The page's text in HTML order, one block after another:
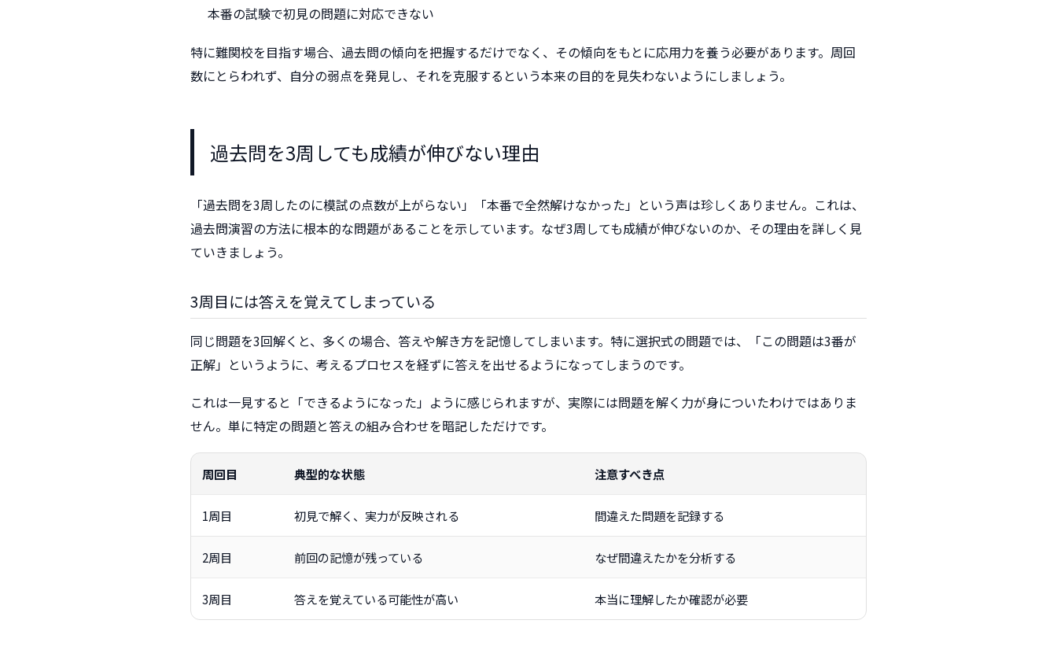
本番の試験で初見の問題に対応できない
特に難関校を目指す場合、過去問の傾向を把握するだけでなく、その傾向をもとに応用力を養う必要があります。周回
数にとらわれず、自分の弱点を発見し、それを克服するという本来の目的を見失わないようにしましょう。
過去問を3周しても成績が伸びない理由
「過去問を3周したのに模試の点数が上がらない」「本番で全然解けなかった」という声は珍しくありません。これは、
過去問演習の方法に根本的な問題があることを示しています。なぜ3周しても成績が伸びないのか、その理由を詳しく見
ていきましょう。
3周目には答えを覚えてしまっている
同じ問題を3回解くと、多くの場合、答えや解き方を記憶してしまいます。特に選択式の問題では、「この問題は3番が
正解」というように、考えるプロセスを経ずに答えを出せるようになってしまうのです。
これは一見すると「できるようになった」ように感じられますが、実際には問題を解く力が身についたわけではありま
せん。単に特定の問題と答えの組み合わせを暗記しただけです。
周回目 典型的な状態 注意すべき点
1周目 初見で解く、実力が反映される 間違えた問題を記録する
2周目 前回の記憶が残っている なぜ間違えたかを分析する
3周目 答えを覚えている可能性が高い 本当に理解したか確認が必要